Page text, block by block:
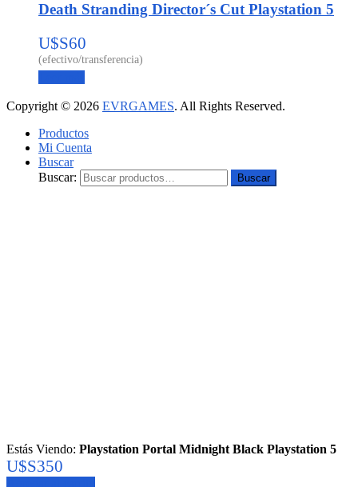
Death Stranding Director´s Cut Playstation 5
U$S60
Copyright © 2026 EVRGAMES. All Rights Reserved.
Productos
Mi Cuenta
Buscar
Buscar:
Buscar
Estás Viendo: Playstation Portal Midnight Black Playstation 5
U$S350